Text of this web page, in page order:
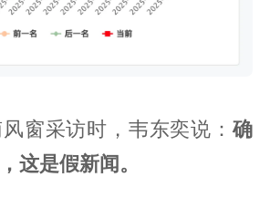
窗采访时，韦东奕说：确
这是假新闻。